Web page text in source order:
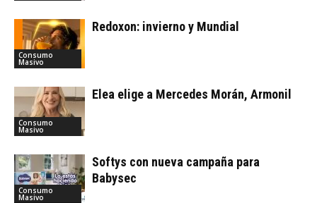
Consumo
Masivo
Redoxon: invierno y Mundial
Consumo
Masivo
Elea elige a Mercedes Morán, Armonil
Consumo
Masivo
Softys con nueva campaña para
Babysec